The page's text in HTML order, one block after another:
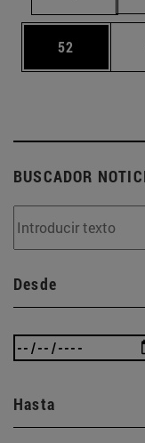
Página
52
BUSCADOR
Desde
Hasta